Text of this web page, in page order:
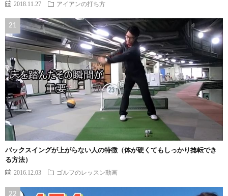
2018.11.27 アイアンの打ち方
バックスイングが上がらない人の特徴（体が硬くてもしっかり捻転でき
る方法）
2016.12.03 ゴルフのレッスン動画